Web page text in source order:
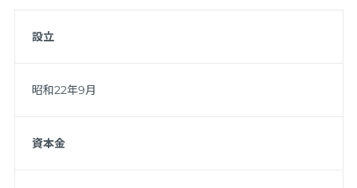
設立
昭和22年9月
資本金